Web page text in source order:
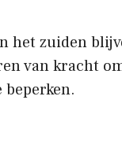
het zuiden
van kracht